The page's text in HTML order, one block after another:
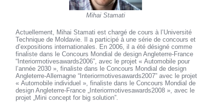
Mihai Stamati
Actuellement, Mihai Stamati est chargé de cours à l’Université
Technique de Moldavie. Il a participé à une série de concours et
d’expositions internationales. En 2006, il a été désigné comme
finaliste dans le Concours Mondial de design Angleterre-France
“Interiormotivesawards2006”, avec le projet « Automobile pour
l’année 2030 », finaliste dans le Concours Mondial de design
Angleterre-Allemagne “Interiormotivesawards2007” avec le projet
« Automobile individuel », finaliste dans le Concours Mondial de
design Angleterre-France „Interiormotivesawards2008 », avec le
projet „Mini concept for big solution”.